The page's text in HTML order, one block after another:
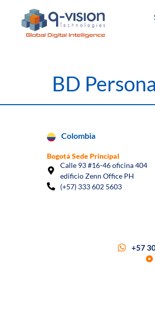
BD
Colombia
Bogotá Sede Principal
Calle 93 #16-46 oficina 404
edificio Zenn Office PH
(+57) 333 602 5603
+57